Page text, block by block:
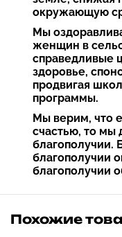
окружающую
Мы
женщин в
справедливые
здоровье,
продвигая
программы.
Мы верим, что
счастью, то мы
благополучии.
благополучии
благополучии
Похожие